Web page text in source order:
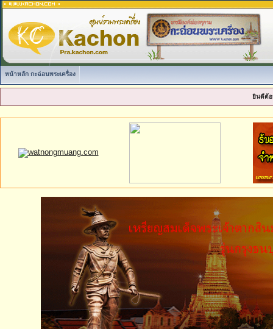
หน้าหลัก กะฉ่อนพระเครื่อง
ยินดีต้อ